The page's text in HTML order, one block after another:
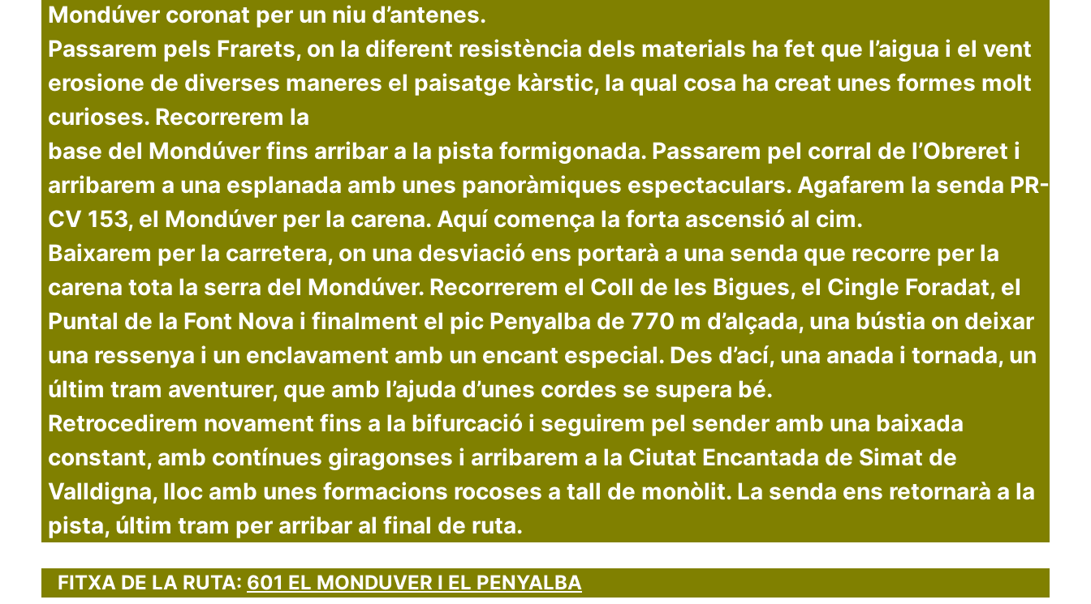
Mondúver coronat per un niu d’antenes.
Passarem pels Frarets, on la diferent resistència dels materials ha fet que l’aigua i el vent
erosione de diverses maneres el paisatge kàrstic, la qual cosa ha creat unes formes molt
curioses. Recorrerem la
base del Mondúver fins arribar a la pista formigonada. Passarem pel corral de l’Obreret i
arribarem a una esplanada amb unes panoràmiques espectaculars. Agafarem la senda PR-
CV 153, el Mondúver per la carena. Aquí comença la forta ascensió al cim.
Baixarem per la carretera, on una desviació ens portarà a una senda que recorre per la
carena tota la serra del Mondúver. Recorrerem el Coll de les Bigues, el Cingle Foradat, el
Puntal de la Font Nova i finalment el pic Penyalba de 770 m d’alçada, una bústia on deixar
una ressenya i un enclavament amb un encant especial. Des d’ací, una anada i tornada, un
últim tram aventurer, que amb l’ajuda d’unes cordes se supera bé.
Retrocedirem novament fins a la bifurcació i seguirem pel sender amb una baixada
constant, amb contínues giragonses i arribarem a la Ciutat Encantada de Simat de
Valldigna, lloc amb unes formacions rocoses a tall de monòlit. La senda ens retornarà a la
pista, últim tram per arribar al final de ruta.
FITXA DE LA RUTA: 601 EL MONDUVER I EL PENYALBA